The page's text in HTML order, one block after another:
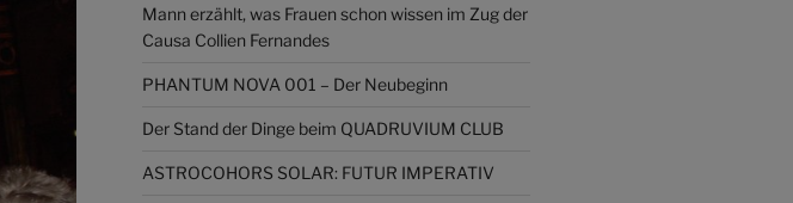
Mann erzählt, was Frauen schon wissen im Zug der
Causa Collien Fernandes
PHANTUM NOVA 001 – Der Neubeginn
Der Stand der Dinge beim QUADRUVIUM CLUB
ASTROCOHORS SOLAR: FUTUR IMPERATIV